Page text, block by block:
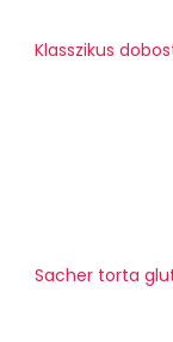
Klasszikus
Sacher torta